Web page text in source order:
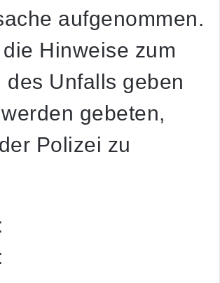
aufgenommen.
Hinweise zum
des Unfalls geben
gebeten,
Polizei zu